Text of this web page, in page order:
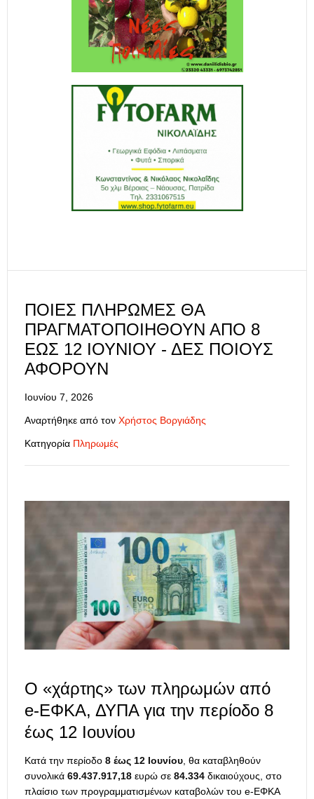
ΠΟΙΕΣ ΠΛΗΡΩΜΈΣ ΘΑ
ΠΡΑΓΜΑΤΟΠΟΙΗΘΟΎΝ ΑΠΌ 8
ΈΩΣ 12 ΙΟΥΝΊΟΥ - ΔΕΣ ΠΟΙΟΥΣ
ΑΦΟΡΟΎΝ
Ιουνίου 7, 2026
Αναρτήθηκε από τον Χρήστος Βοργιάδης
Κατηγορία Πληρωμές
Ο «χάρτης» των πληρωμών από
e-ΕΦΚΑ, ΔΥΠΑ για την περίοδο 8
έως 12 Ιουνίου
Κατά την περίοδο 8 έως 12 Ιουνίου, θα καταβληθούν
συνολικά 69.437.917,18 ευρώ σε 84.334 δικαιούχους, στο
πλαίσιο των προγραμματισμένων καταβολών του e-ΕΦΚΑ